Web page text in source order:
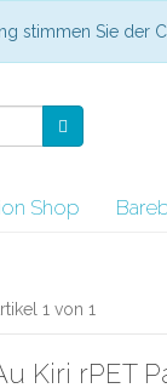
stimmen Sie der
Shop
1 von 1
Kiri rPET